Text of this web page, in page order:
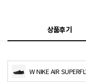
상품후기
W NIKE AIR